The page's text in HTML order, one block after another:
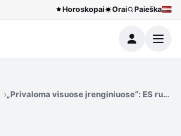
Horoskopai Orai Paieška
Meniu
„Privaloma visuose įrenginiuose“: ES